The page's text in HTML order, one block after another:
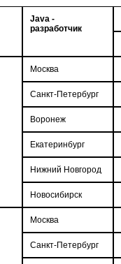
Java -
разработчик
Москва
Санкт-Петербург
Воронеж
Екатеринбург
Нижний Новгород
Новосибирск
Москва
Санкт-Петербург